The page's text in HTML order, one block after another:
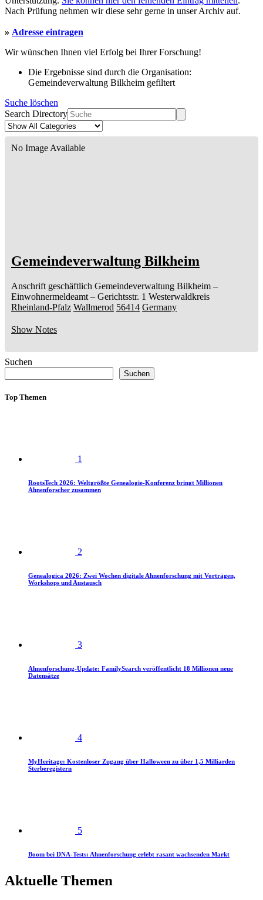
Nach Prüfung nehmen wir diese sehr gerne in unser Archiv auf.
» Adresse eintragen
Wir wünschen Ihnen viel Erfolg bei Ihrer Forschung!
Die Ergebnisse sind durch die Organisation:
Gemeindeverwaltung Bilkheim gefiltert
Suche löschen
Search Directory
No Image Available
Gemeindeverwaltung Bilkheim
Anschrift geschäftlich Gemeindeverwaltung Bilkheim –
Einwohnermeldeamt – Gerichtsstr. 1 Westerwaldkreis
Rheinland-Pfalz Wallmerod 56414 Germany
Show Notes
Suchen
Suchen
Top Themen
1
RootsTech 2026: Weltgrößte Genealogie-Konferenz bringt Millionen
Ahnenforscher zusammen
2
Genealogica 2026: Zwei Wochen digitale Ahnenforschung mit Vorträgen,
Workshops und Austausch
3
Ahnenforschung-Update: FamilySearch veröffentlicht 18 Millionen neue
Datensätze
4
MyHeritage: Kostenloser Zugang über Halloween zu über 1,5 Milliarden
Sterberegistern
5
Boom bei DNA-Tests: Ahnenforschung erlebt rasant wachsenden Markt
Aktuelle Themen